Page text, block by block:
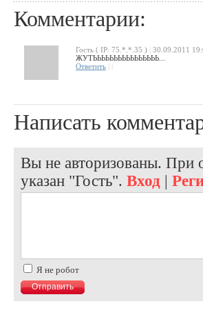
Комментарии:
Гость ( IP: 75.*.*.35 )
30.09.2011
ЖУТЬЬЬЬЬЬЬЬЬЬЬЬЬЬЬЬ...
Ответить
Написать
Вы не авторизованы. При
указан "Гость". Вход |
Я не робот